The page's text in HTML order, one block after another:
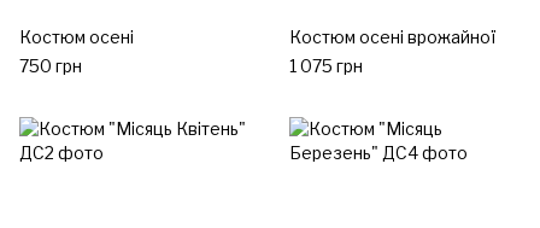
Костюм осені
750 грн
Костюм осені врожайної
1 075 грн